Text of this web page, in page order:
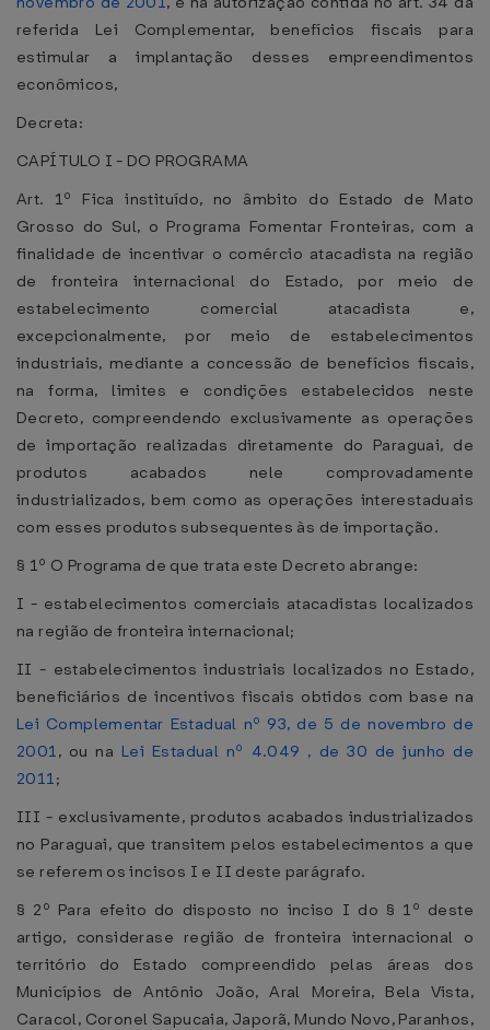
referida Lei Complementar, benefícios fiscais para
estimular a implantação desses empreendimentos
econômicos,
Decreta:
CAPÍTULO I - DO PROGRAMA
Art. 1º Fica instituído, no âmbito do Estado de Mato
Grosso do Sul, o Programa Fomentar Fronteiras, com a
finalidade de incentivar o comércio atacadista na região
de fronteira internacional do Estado, por meio de
estabelecimento comercial atacadista e,
excepcionalmente, por meio de estabelecimentos
industriais, mediante a concessão de benefícios fiscais,
na forma, limites e condições estabelecidos neste
Decreto, compreendendo exclusivamente as operações
de importação realizadas diretamente do Paraguai, de
produtos acabados nele comprovadamente
industrializados, bem como as operações interestaduais
com esses produtos subsequentes às de importação.
§ 1º O Programa de que trata este Decreto abrange:
I - estabelecimentos comerciais atacadistas localizados
na região de fronteira internacional;
II - estabelecimentos industriais localizados no Estado,
beneficiários de incentivos fiscais obtidos com base na
Lei Complementar Estadual nº 93, de 5 de novembro de
2001, ou na Lei Estadual nº 4.049 , de 30 de junho de
2011;
III - exclusivamente, produtos acabados industrializados
no Paraguai, que transitem pelos estabelecimentos a que
se referem os incisos I e II deste parágrafo.
§ 2º Para efeito do disposto no inciso I do § 1º deste
artigo, considerase região de fronteira internacional o
território do Estado compreendido pelas áreas dos
Municípios de Antônio João, Aral Moreira, Bela Vista,
Caracol, Coronel Sapucaia, Japorã, Mundo Novo, Paranhos,